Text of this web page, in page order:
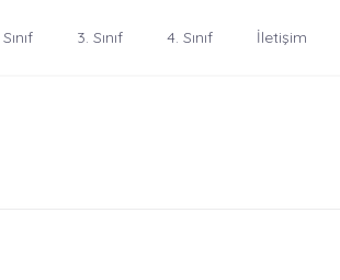
3. Sınıf 4. Sınıf İletişim